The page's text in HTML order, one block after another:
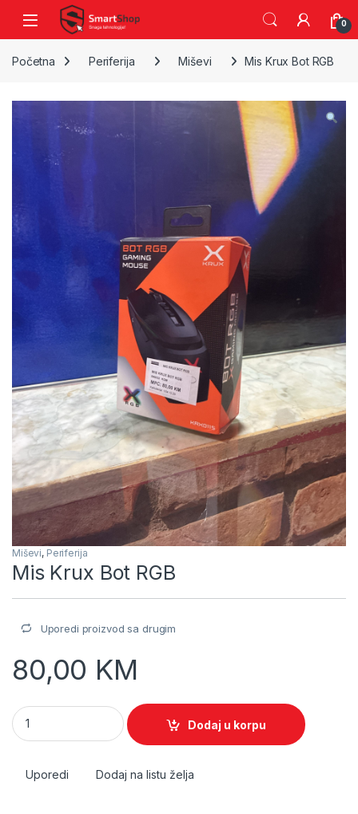
Skip to navigation
Skip to content
0
Početna Periferija Miševi Mis Krux Bot RGB
Miševi, Periferija
Mis Krux Bot RGB
Uporedi proizvod sa drugim
80,00 KM
Mis Krux Bot RGB quantity
Dodaj u korpu
Uporedi Dodaj na listu želja